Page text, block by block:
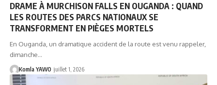
DRAME À MURCHISON FALLS EN OUGANDA : QUAND
LES ROUTES DES PARCS NATIONAUX SE
TRANSFORMENT EN PIÈGES MORTELS
En Ouganda, un dramatique accident de la route est venu rappeler,
dimanche…
Komla YAWO juillet 1, 2026